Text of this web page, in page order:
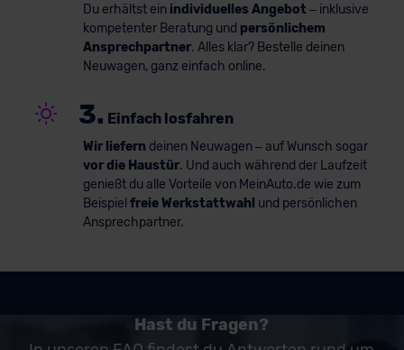
Du erhältst ein individuelles Angebot – inklusive
kompetenter Beratung und persönlichem
Ansprechpartner. Alles klar? Bestelle deinen
Neuwagen, ganz einfach online.
3. Einfach losfahren
Wir liefern deinen Neuwagen – auf Wunsch sogar
vor die Haustür. Und auch während der Laufzeit
genießt du alle Vorteile von MeinAuto.de wie zum
Beispiel freie Werkstattwahl und persönlichen
Ansprechpartner.
Hast du Fragen?